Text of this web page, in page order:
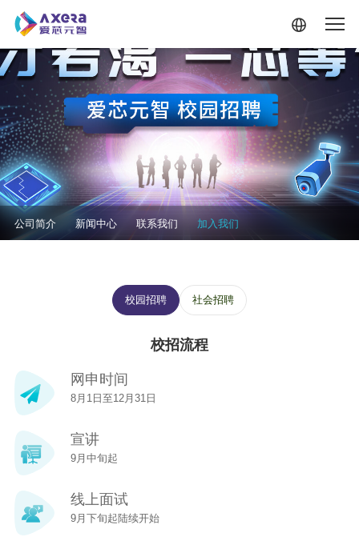
关于我们·二级菜单
公司简介 新闻中心 联系我们 加入我们
加入我们--三级菜单
校园招聘 社会招聘
校招流程
网申时间
8月1日至12月31日
宣讲
9月中旬起
线上面试
9月下旬起陆续开始